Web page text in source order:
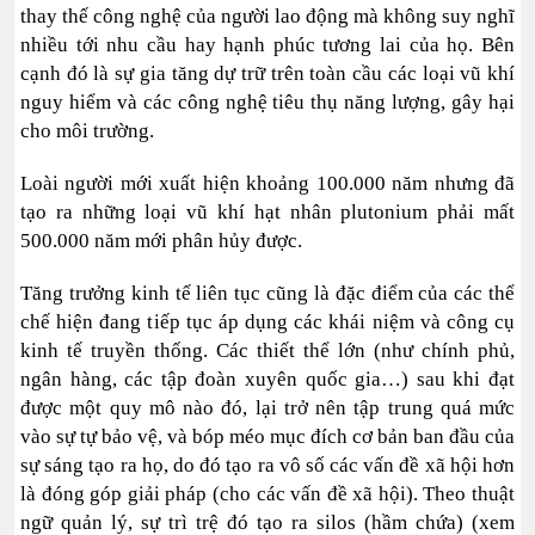
thay thế công nghệ của người lao động mà không suy nghĩ
nhiều tới nhu cầu hay hạnh phúc tương lai của họ. Bên
cạnh đó là sự gia tăng dự trữ trên toàn cầu các loại vũ khí
nguy hiểm và các công nghệ tiêu thụ năng lượng, gây hại
cho môi trường.
Loài người mới xuất hiện khoảng 100.000 năm nhưng đã
tạo ra những loại vũ khí hạt nhân plutonium phải mất
500.000 năm mới phân hủy được.
Tăng trưởng kinh tế liên tục cũng là đặc điểm của các thể
chế hiện đang tiếp tục áp dụng các khái niệm và công cụ
kinh tế truyền thống. Các thiết thể lớn (như chính phủ,
ngân hàng, các tập đoàn xuyên quốc gia…) sau khi đạt
được một quy mô nào đó, lại trở nên tập trung quá mức
vào sự tự bảo vệ, và bóp méo mục đích cơ bản ban đầu của
sự sáng tạo ra họ, do đó tạo ra vô số các vấn đề xã hội hơn
là đóng góp giải pháp (cho các vấn đề xã hội). Theo thuật
ngữ quản lý, sự trì trệ đó tạo ra silos (hầm chứa) (xem